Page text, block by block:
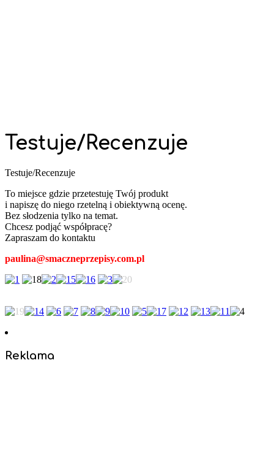
Testuje/Recenzuje
Testuje/Recenzuje
To miejsce gdzie przetestuję Twój produkt
i napiszę do niego rzetelną i obiektywną ocenę.
Bez słodzenia tylko na temat.
Chcesz podjąć współpracę?
Zapraszam do kontaktu
paulina@smaczneprzepisy.com.pl
Reklama